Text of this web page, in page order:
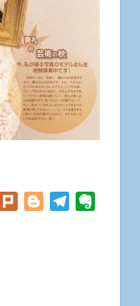
Facebook
Plurk BloggerTelegram